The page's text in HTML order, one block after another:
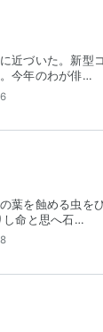
近づいた。新型
今年のわが俳…
葉を蝕める虫を
し命と思へ石…